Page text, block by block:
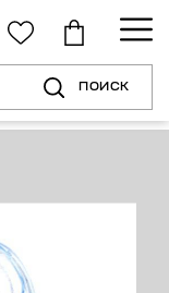
ПОИСК
защиты